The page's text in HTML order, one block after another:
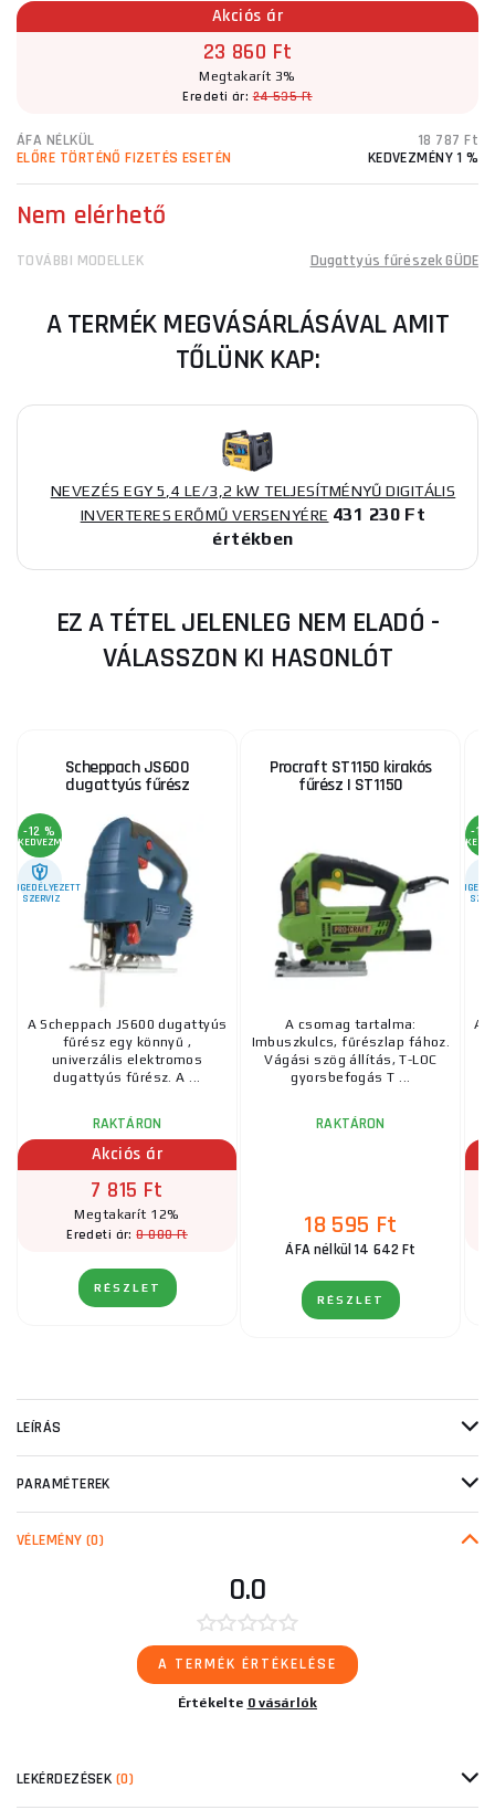
Akciós ár
23 860 Ft
Megtakarít 3%
Eredeti ár:24 535 Ft
ÁFA NÉLKÜL
18 787 Ft
ELŐRE TÖRTÉNŐ FIZETÉS ESETÉN
KEDVEZMÉNY 1 %
Nem elérhető
TOVÁBBI MODELLEK Dugattyús fűrészek GÜDE
A TERMÉK MEGVÁSÁRLÁSÁVAL AMIT
TŐLÜNK KAP:
NEVEZÉS EGY 5,4 LE/3,2 kW TELJESÍTMÉNYŰ DIGITÁLIS
INVERTERES ERŐMŰ VERSENYÉRE 431 230 Ft
értékben
EZ A TÉTEL JELENLEG NEM ELADÓ -
VÁLASSZON KI HASONLÓT
Scheppach JS600
dugattyús fűrész
-12 %
KEDVEZMÉNY
ENGEDÉLYEZETT
SZERVIZ
A Scheppach JS600 dugattyús
fűrész egy könnyű ,
univerzális elektromos
dugattyús fűrész. A ...
RAKTÁRON
Akciós ár
7 815 Ft
Megtakarít 12%
Eredeti ár:8 880 Ft
RÉSZLET
Procraft ST1150 kirakós
fűrész | ST1150
A csomag tartalma:
Imbuszkulcs, fűrészlap fához.
Vágási szög állítás, T-LOC
gyorsbefogás T ...
RAKTÁRON
18 595 Ft
ÁFA nélkül 14 642 Ft
RÉSZLET
-12
A
LEÍRÁS
PARAMÉTEREK
VÉLEMÉNY (0)
0.0
A TERMÉK ÉRTÉKELÉSE
Értékelte 0 vásárlók
LEKÉRDEZÉSEK (0)